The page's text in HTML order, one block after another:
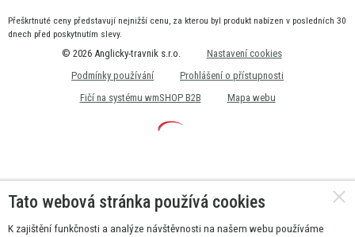
Přeškrtnuté ceny představují nejnižší cenu, za kterou byl produkt nabízen v posledních 30
dnech před poskytnutím slevy.
© 2026 Anglicky-travnik s.r.o.
Nastavení cookies
Podmínky používání
Prohlášení o přístupnosti
Fičí na systému wmSHOP B2B
Mapa webu
Tato webová stránka používá cookies
K zajištění funkčnosti a analýze návštěvnosti na našem webu používáme